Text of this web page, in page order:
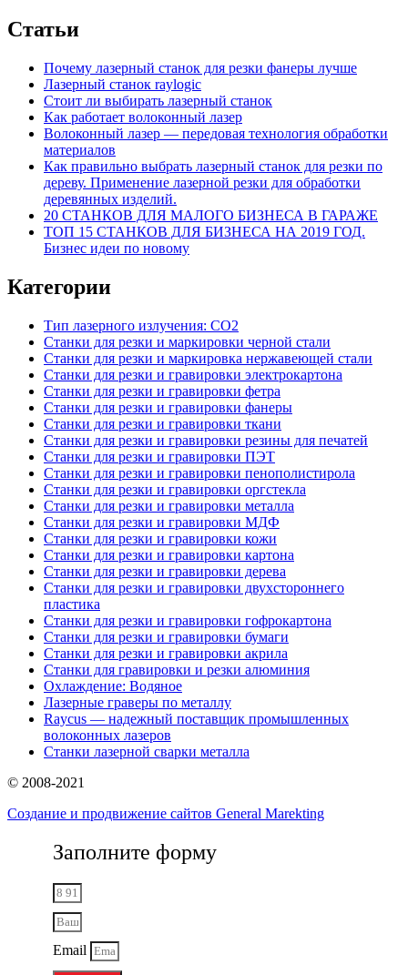
Статьи
Почему лазерный станок для резки фанеры лучше
Лазерный станок raylogic
Стоит ли выбирать лазерный станок
Как работает волоконный лазер
Волоконный лазер — передовая технология обработки
материалов
Как правильно выбрать лазерный станок для резки по
дереву. Применение лазерной резки для обработки
деревянных изделий.
20 СТАНКОВ ДЛЯ МАЛОГО БИЗНЕСА В ГАРАЖЕ
ТОП 15 СТАНКОВ ДЛЯ БИЗНЕСА НА 2019 ГОД.
Бизнес идеи по новому
Категории
Тип лазерного излучения: СО2
Станки для резки и маркировки черной стали
Станки для резки и маркировка нержавеющей стали
Станки для резки и гравировки электрокартона
Станки для резки и гравировки фетра
Станки для резки и гравировки фанеры
Станки для резки и гравировки ткани
Станки для резки и гравировки резины для печатей
Станки для резки и гравировки ПЭТ
Станки для резки и гравировки пенополистирола
Станки для резки и гравировки оргстекла
Станки для резки и гравировки металла
Станки для резки и гравировки МДФ
Станки для резки и гравировки кожи
Станки для резки и гравировки картона
Станки для резки и гравировки дерева
Станки для резки и гравировки двухстороннего
пластика
Станки для резки и гравировки гофрокартона
Станки для резки и гравировки бумаги
Станки для резки и гравировки акрила
Станки для гравировки и резки алюминия
Охлаждение: Водяное
Лазерные граверы по металлу
Raycus — надежный поставщик промышленных
волоконных лазеров
Cтанки лазерной сварки металла
© 2008-2021
Создание и продвижение сайтов General Marekting
Заполните форму
Email